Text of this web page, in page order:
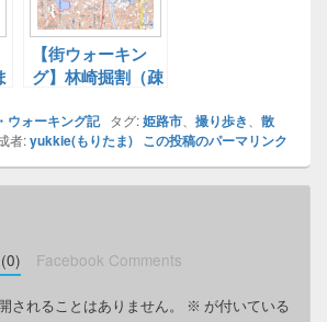
【街ウォーキン
グ】林崎掘割（疎
＠西明石
ウォーキング記タグ:姫路市 撮り歩き
散
者:yukkie(もりたま) この投稿のパーマリンク
Facebook Comments
されることはありません。 ※ が付いている